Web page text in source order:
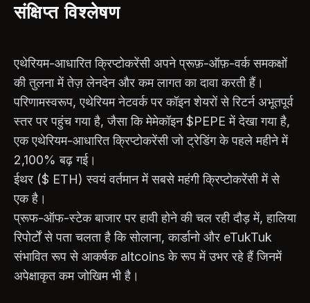
संक्षिप्त विश्लेषण
एथेरियम-आधारित क्रिप्टोकरेंसी अपने प्रूफ़-ऑफ़-वर्क समकक्षों
की तुलना में तेज़ लेनदेन और कम लागत का दावा करती हैं।
परिणामस्वरूप, एथेरियम नेटवर्क पर कॉइन शेयरों से रिटर्न अभूतपूर्व
स्तर पर पहुंच गया है, जैसा कि मेमेकॉइन $PEPE में देखा गया है,
एक एथेरियम-आधारित क्रिप्टोकरेंसी जो ट्रेडिंग के पहले महीने में
2,100% बढ़ गई।
ईथर ($ ETH) स्वयं वर्तमान में सबसे महंगी क्रिप्टोकरेंसी में से
एक है।
प्रूफ-ऑफ-स्टेक बाजार पर हावी होने की चल रही दौड़ में, हालिया
रिपोर्टों से पता चलता है कि सोलाना, कार्डानो और eTukTuk
संभावित रूप से आकर्षक altcoins के रूप में उभर रहे हैं जिनमें
अपेक्षाकृत कम जोखिम भी है।